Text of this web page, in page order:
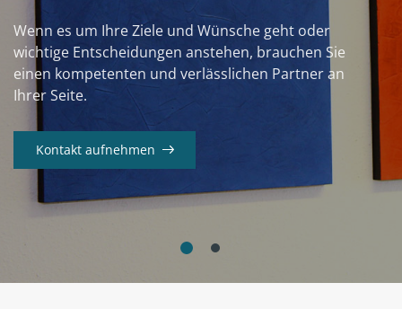
Wenn es um Ihre Ziele und Wünsche geht oder
wichtige Entscheidungen anstehen, brauchen Sie
einen kompetenten und verlässlichen Partner an
Ihrer Seite.
Kontakt aufnehmen
Wenn es um Ihre Ziele und Wünsche geht oder
wichtige Entscheidungen anstehen, brauchen Sie
einen kompetenten und verlässlichen Partner an
Ihrer Seite.
Kontakt aufnehmen